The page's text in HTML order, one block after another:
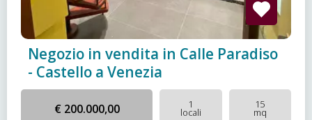
Negozio in vendita in Calle Paradiso
- Castello a Venezia
€ 200.000,00 1
locali
15
mq